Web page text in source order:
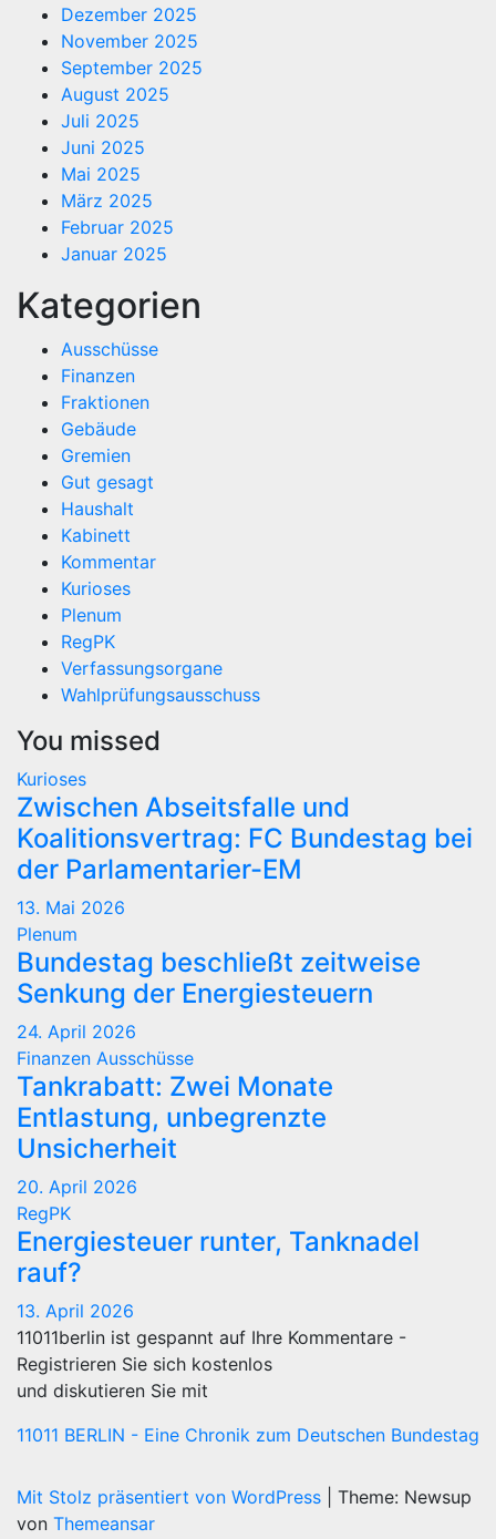
Dezember 2025
November 2025
September 2025
August 2025
Juli 2025
Juni 2025
Mai 2025
März 2025
Februar 2025
Januar 2025
Kategorien
Ausschüsse
Finanzen
Fraktionen
Gebäude
Gremien
Gut gesagt
Haushalt
Kabinett
Kommentar
Kurioses
Plenum
RegPK
Verfassungsorgane
Wahlprüfungsausschuss
You missed
Kurioses
Zwischen Abseitsfalle und
Koalitionsvertrag: FC Bundestag bei
der Parlamentarier-EM
13. Mai 2026
Plenum
Bundestag beschließt zeitweise
Senkung der Energiesteuern
24. April 2026
Finanzen Ausschüsse
Tankrabatt: Zwei Monate
Entlastung, unbegrenzte
Unsicherheit
20. April 2026
RegPK
Energiesteuer runter, Tanknadel
rauf?
13. April 2026
11011berlin ist gespannt auf Ihre Kommentare -
Registrieren Sie sich kostenlos
und diskutieren Sie mit
11011 BERLIN - Eine Chronik zum Deutschen Bundestag
Mit Stolz präsentiert von WordPress
Theme: Newsup
von Themeansar